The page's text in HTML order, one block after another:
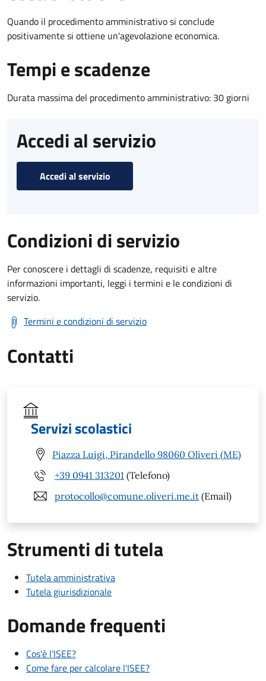
Quando il procedimento amministrativo si conclude
positivamente si ottiene un'agevolazione economica.
Tempi e scadenze
Durata massima del procedimento amministrativo: 30 giorni
Accedi al servizio
Accedi al servizio
Condizioni di servizio
Per conoscere i dettagli di scadenze, requisiti e altre
informazioni importanti, leggi i termini e le condizioni di
servizio.
Termini e condizioni di servizio
Contatti
Servizi scolastici
Piazza Luigi, Pirandello 98060 Oliveri (ME)
+39 0941 313201 (Telefono)
protocollo@comune.oliveri.me.it (Email)
Strumenti di tutela
Tutela amministrativa
Tutela giurisdizionale
Domande frequenti
Cos'è l'ISEE?
Come fare per calcolare l'ISEE?